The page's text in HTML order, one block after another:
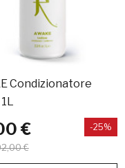
Condizionatore
€
€
-25%